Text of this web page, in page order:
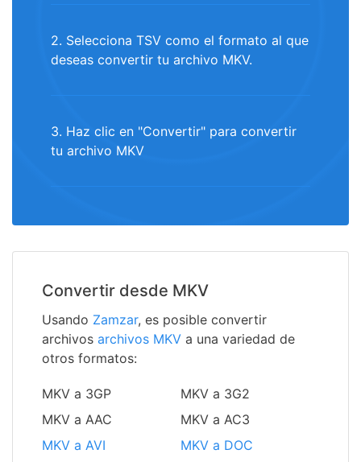
2. Selecciona TSV como el formato al que
deseas convertir tu archivo MKV.
3. Haz clic en "Convertir" para convertir
tu archivo MKV
Convertir desde MKV
Usando Zamzar, es posible convertir
archivos archivos MKV a una variedad de
otros formatos:
MKV a 3GP
MKV a 3G2
MKV a AAC
MKV a AC3
MKV a AVI
MKV a DOC